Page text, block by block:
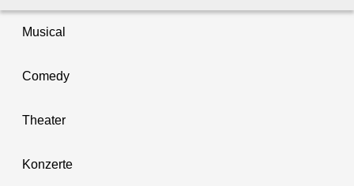
Musical
Comedy
Theater
Konzerte